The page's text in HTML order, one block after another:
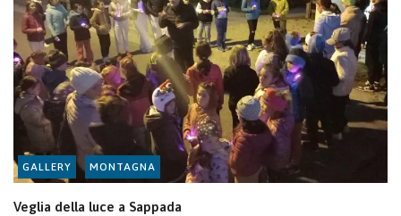
GALLERY MONTAGNA
Veglia della luce a Sappada